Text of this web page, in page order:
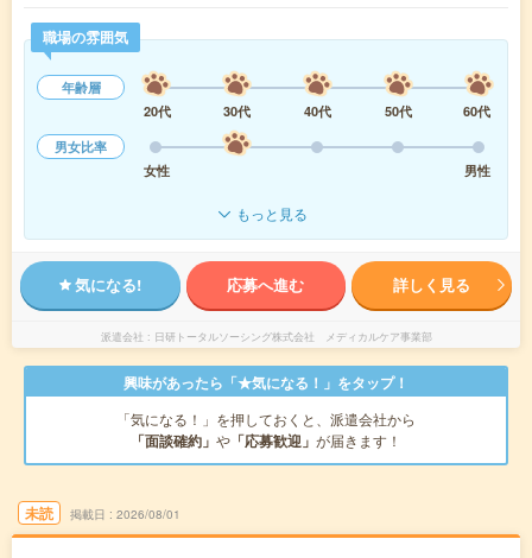
職場の雰囲気
年齢層
20代
30代 40代 50代
60代
男女比率
女性
男性
もっと見る
気になる! 応募へ進む 詳しく見る
派遣会社 日研トータルソーシング株式会社 メディカルケア事業部
興味があったら「★気になる！」をタップ！
「気になる！」を押しておくと、派遣会社から
「面談確約」 や 「応募歓迎」 が届きます！
未読 掲載日 2026/08/01